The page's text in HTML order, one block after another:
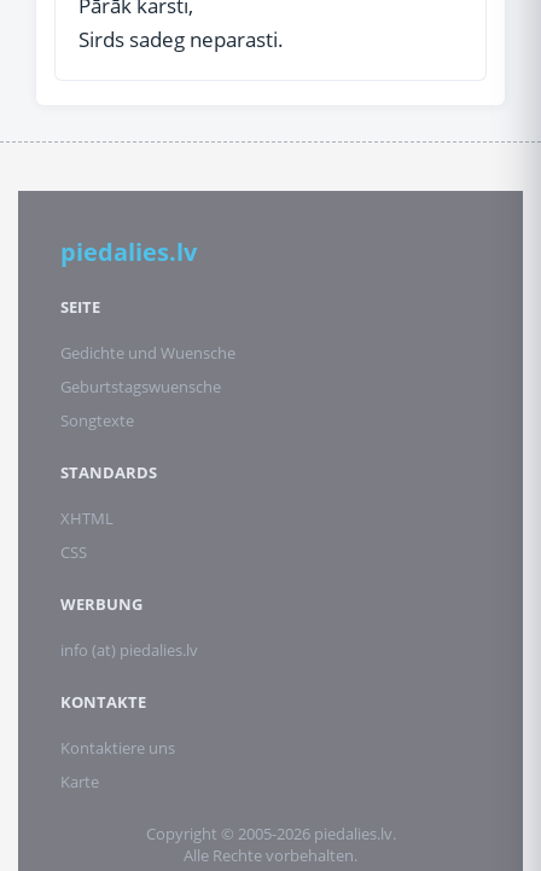
Sirds sadeg neparasti.
piedalies.lv
SEITE
Gedichte und Wuensche
Geburtstagswuensche
Songtexte
STANDARDS
XHTML
CSS
WERBUNG
info (at) piedalies.lv
KONTAKTE
Kontaktiere uns
Karte
Copyright © 2005-2026 piedalies.lv.
Alle Rechte vorbehalten.